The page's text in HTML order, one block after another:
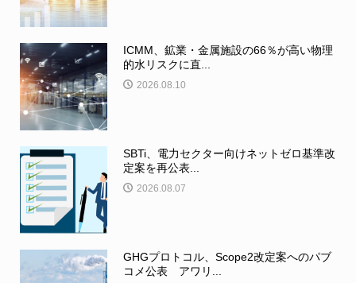
ICMM、鉱業・金属施設の66％が高い物理
的水リスクに直...
2026.08.10
SBTi、電力セクター向けネットゼロ基準改
定案を再公表...
2026.08.07
GHGプロトコル、Scope2改定案へのパブ
コメ公表 アワリ...